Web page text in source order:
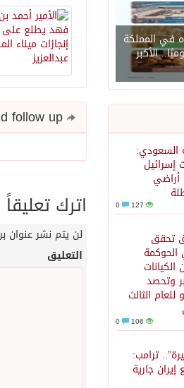
في المملكة
16 مليون م³ يوميًا.. الأكبر
السعودي:
إسرائيل
أراضي
127
تحقق
الحوكمة
وتحصد
الثالث
106
ترامب:
جارية
اترك تعليقاً
لن يتم نشر عنوان
التعليق